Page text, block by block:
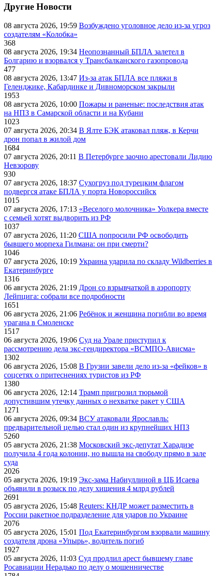
Другие Новости
08 августа 2026, 19:59 Возбуждено уголовное дело из-за угроз
создателям «Колобка»
368
08 августа 2026, 19:34 Неопознанный БПЛА залетел в
Болгарию и взорвался у Трансбалканского газопровода
477
08 августа 2026, 13:47 Из-за атак БПЛА все пляжи в
Геленджике, Кабардинке и Дивноморском закрыли
1953
08 августа 2026, 10:00 Пожары и раненые: последствия атак
на НПЗ в Самарской области и на Кубани
1023
07 августа 2026, 20:34 В Ялте БЭК атаковал пляж, в Керчи
дрон попал в жилой дом
1684
07 августа 2026, 20:11 В Петербурге заочно арестовали Лидию
Невзорову
930
07 августа 2026, 18:37 Сухогруз под турецким флагом
подвергся атаке БПЛА у порта Новороссийск
1015
07 августа 2026, 17:13 «Веселого молочника» Уолкера вместе
с семьей хотят выдворить из РФ
1037
07 августа 2026, 11:20 США попросили РФ освободить
бывшего морпеха Гилмана: он при смерти?
1046
07 августа 2026, 10:19 Украина ударила по складу Wildberries в
Екатеринбурге
1316
06 августа 2026, 21:19 Дрон со взрывчаткой в аэропорту
Лейпцига: собрали все подробности
1651
06 августа 2026, 21:06 Ребёнок и женщина погибли во время
урагана в Смоленске
1517
06 августа 2026, 19:06 Суд на Урале приступил к
рассмотрению дела экс-гендиректора «ВСМПО-Ависма»
1302
06 августа 2026, 15:08 В Грузии завели дело из-за «фейков» в
соцсетях о притеснениях туристов из РФ
1380
06 августа 2026, 12:14 Трамп пригрозил тюрьмой
допустившим утечку данных о нехватке ракет у США
1271
06 августа 2026, 09:34 ВСУ атаковали Ярославль:
предварительной целью стал один из крупнейших НПЗ
5260
05 августа 2026, 21:38 Московский экс-депутат Харадизе
получила 4 года колонии, но вышла на свободу прямо в зале
суда
2026
05 августа 2026, 19:19 Экс-зама Набиуллиной в ЦБ Исаева
объявили в розыск по делу хищения 4 млрд рублей
2691
05 августа 2026, 15:48 Reuters: КНДР может разместить в
России ракетное подразделение для ударов по Украине
2076
05 августа 2026, 15:01 Под Екатеринбургом взорвали машину
создателя дрона «Упырь», водитель погиб
1927
05 августа 2026, 11:03 Суд продлил арест бывшему главе
Росавиации Нерадько по делу о мошенничестве